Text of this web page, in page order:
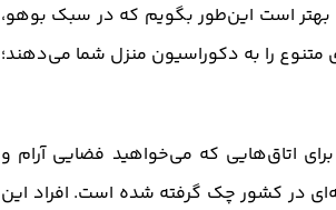
است این‌طور بگویم که در سبک بوهو،
را به دکوراسیون منزل شما می‌دهند؛
اتاق‌هایی که می‌خواهید فضایی آرام و
در کشور چک گرفته شده است. افراد این